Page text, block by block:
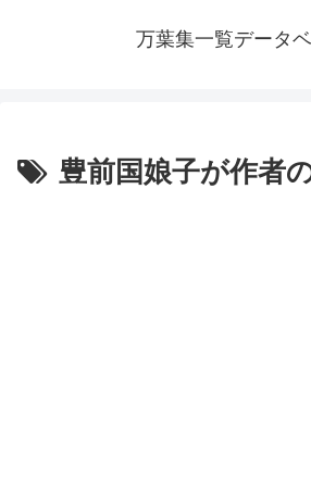
万葉集一覧データ
豊前国娘子が作者